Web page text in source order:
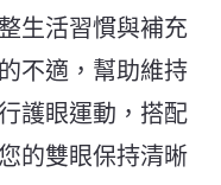
生活習慣與補充
不適，幫助維持
護眼運動，搭配
的雙眼保持清晰